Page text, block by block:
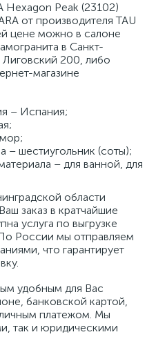
Hexagon Peak (23102)
от производителя TAU
цене можно в салоне
в Санкт-
Лиговский 200, либо
магазине
– Испания;
– шестиугольник (соты);
– для ванной, для
области
заказ в кратчайшие
услуга по выгрузке
России мы отправляем
что гарантирует
удобным для Вас
банковской картой,
платежом. Мы
так и юридическими